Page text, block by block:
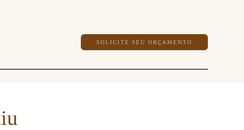
SOLICITE SEU ORÇAMENTO